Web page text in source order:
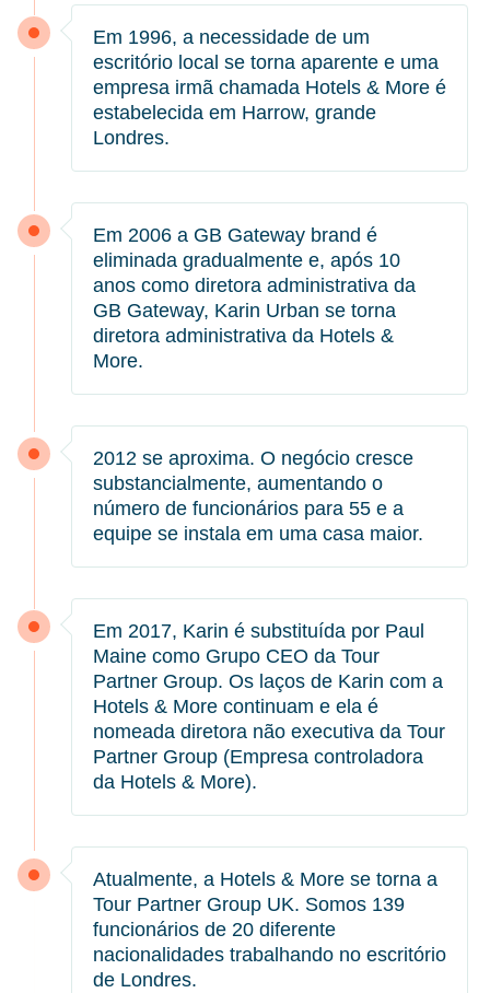
Em 1996, a necessidade de um
escritório local se torna aparente e uma
empresa irmã chamada Hotels & More é
estabelecida em Harrow, grande
Londres.
Em 2006 a GB Gateway brand é
eliminada gradualmente e, após 10
anos como diretora administrativa da
GB Gateway, Karin Urban se torna
diretora administrativa da Hotels &
More.
2012 se aproxima. O negócio cresce
substancialmente, aumentando o
número de funcionários para 55 e a
equipe se instala em uma casa maior.
Em 2017, Karin é substituída por Paul
Maine como Grupo CEO da Tour
Partner Group. Os laços de Karin com a
Hotels & More continuam e ela é
nomeada diretora não executiva da Tour
Partner Group (Empresa controladora
da Hotels & More).
Atualmente, a Hotels & More se torna a
Tour Partner Group UK. Somos 139
funcionários de 20 diferente
nacionalidades trabalhando no escritório
de Londres.